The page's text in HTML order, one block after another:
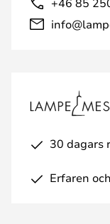
30 dagars
Erfaren